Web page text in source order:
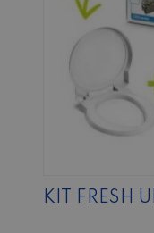
KIT FRESH